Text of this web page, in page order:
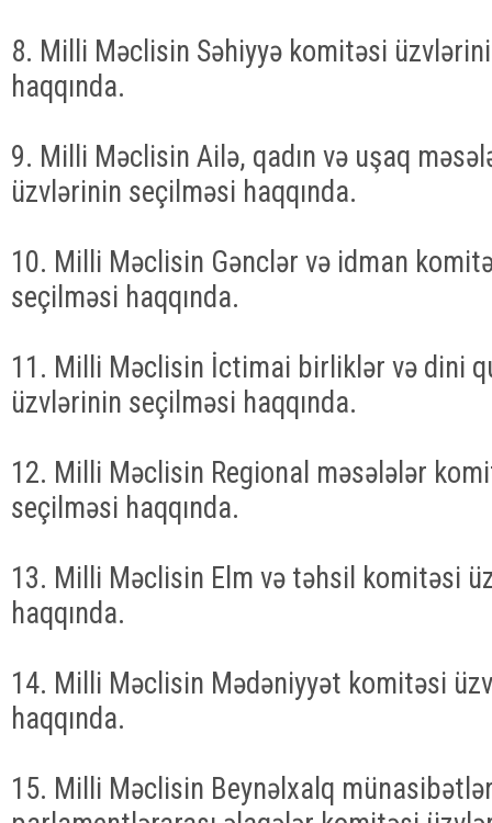
8. Milli Məclisin Səhiyyə komitəsi
haqqında.
9. Milli Məclisin Ailə, qadın və uşaq
üzvlərinin seçilməsi haqqında.
10. Milli Məclisin Gənclər və idman
seçilməsi haqqında.
11. Milli Məclisin İctimai birliklər və dini
üzvlərinin seçilməsi haqqında.
12. Milli Məclisin Regional məsələlər
seçilməsi haqqında.
13. Milli Məclisin Elm və təhsil komitəsi
haqqında.
14. Milli Məclisin Mədəniyyət komitəsi
haqqında.
15. Milli Məclisin Beynəlxalq